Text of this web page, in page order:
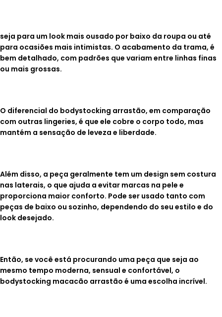
seja para um look mais ousado por baixo da roupa ou até
para ocasiões mais intimistas. O acabamento da trama, é
bem detalhado, com padrões que variam entre linhas finas
ou mais grossas.
O diferencial do bodystocking arrastão, em comparação
com outras lingeries, é que ele cobre o corpo todo, mas
mantém a sensação de leveza e liberdade.
Além disso, a peça geralmente tem um design sem costura
nas laterais, o que ajuda a evitar marcas na pele e
proporciona maior conforto. Pode ser usado tanto com
peças de baixo ou sozinho, dependendo do seu estilo e do
look desejado.
Então, se você está procurando uma peça que seja ao
mesmo tempo moderna, sensual e confortável, o
bodystocking macacão arrastão é uma escolha incrível.